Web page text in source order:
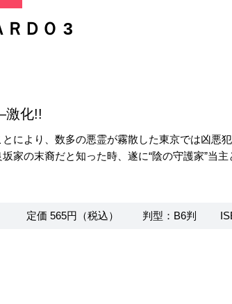
ＤＯ 3
化!!
により、数多の悪霊が霧散した東京では凶
家の末裔だと知った時、遂に“陰の守護家”当
定価 565円（税込） 判型：B6判